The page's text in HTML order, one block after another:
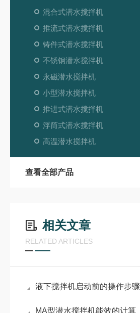
混合式潜水搅拌机
推流式潜水搅拌机
铸件式潜水搅拌机
不锈钢潜水搅拌机
永磁潜水搅拌机
小型潜水搅拌机
推进式潜水搅拌机
浮筒式潜水搅拌机
高温潜水搅拌机
查看全部产品
相关文章
RELATED ARTICLES
液下搅拌机启动前的操作步骤
MA型潜水搅拌机能效的计算